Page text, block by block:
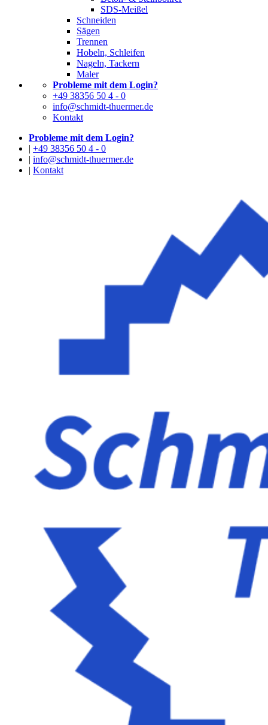
SDS-Meißel
Schneiden
Sägen
Trennen
Hobeln, Schleifen
Nageln, Tackern
Maler
Probleme mit dem Login?
+49 38356 50 4 - 0
info@schmidt-thuermer.de
Kontakt
Probleme mit dem Login?
| +49 38356 50 4 - 0
| info@schmidt-thuermer.de
| Kontakt